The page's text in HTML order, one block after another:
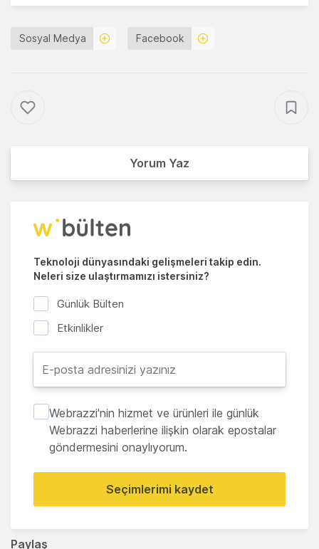
Paylaş
Sosyal Medya Facebook
Yorum Yaz
Teknoloji dünyasındaki gelişmeleri takip edin.
Neleri size ulaştırmamızı istersiniz?
Günlük Bülten
Etkinlikler
Webrazzi'nin hizmet ve ürünleri ile günlük
Webrazzi haberlerine ilişkin olarak epostalar
göndermesini onaylıyorum.
Seçimlerimi kaydet